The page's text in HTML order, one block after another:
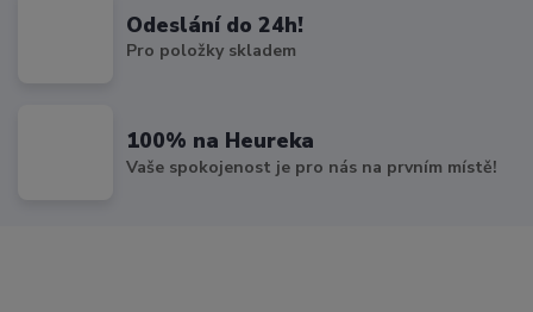
Odeslání do 24h!
Pro položky skladem
100% na Heureka
Vaše spokojenost je pro nás na prvním místě!